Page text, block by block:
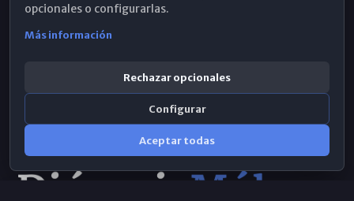
opcionales o configurarlas.
Más información
Rechazar opcionales
Configurar
Aceptar todas